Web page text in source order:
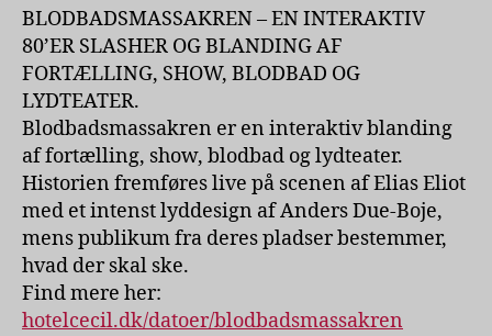
BLODBADSMASSAKREN – EN INTERAKTIV
80’ER SLASHER‍ OG BLANDING AF
FORTÆLLING, SHOW, BLODBAD OG
LYDTEATER.
Blodbadsmassakren er en interaktiv blanding
af fortælling, show, blodbad og lydteater.
Historien fremføres live på scenen af Elias Eliot
med et intenst lyddesign af Anders Due-Boje,
mens publikum fra deres pladser bestemmer,
hvad der skal ske.
Find mere her:
hotelcecil.dk/datoer/blodbadsmassakren